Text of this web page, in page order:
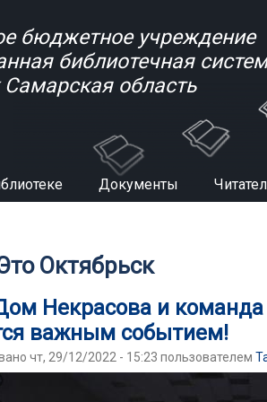
бюджетное учреждение
библиотечная
Самарская область
Документы
Октябрьск
Некрасова и команда
важным событием!
чт, 29/12/2022 - 15:23 пользователем